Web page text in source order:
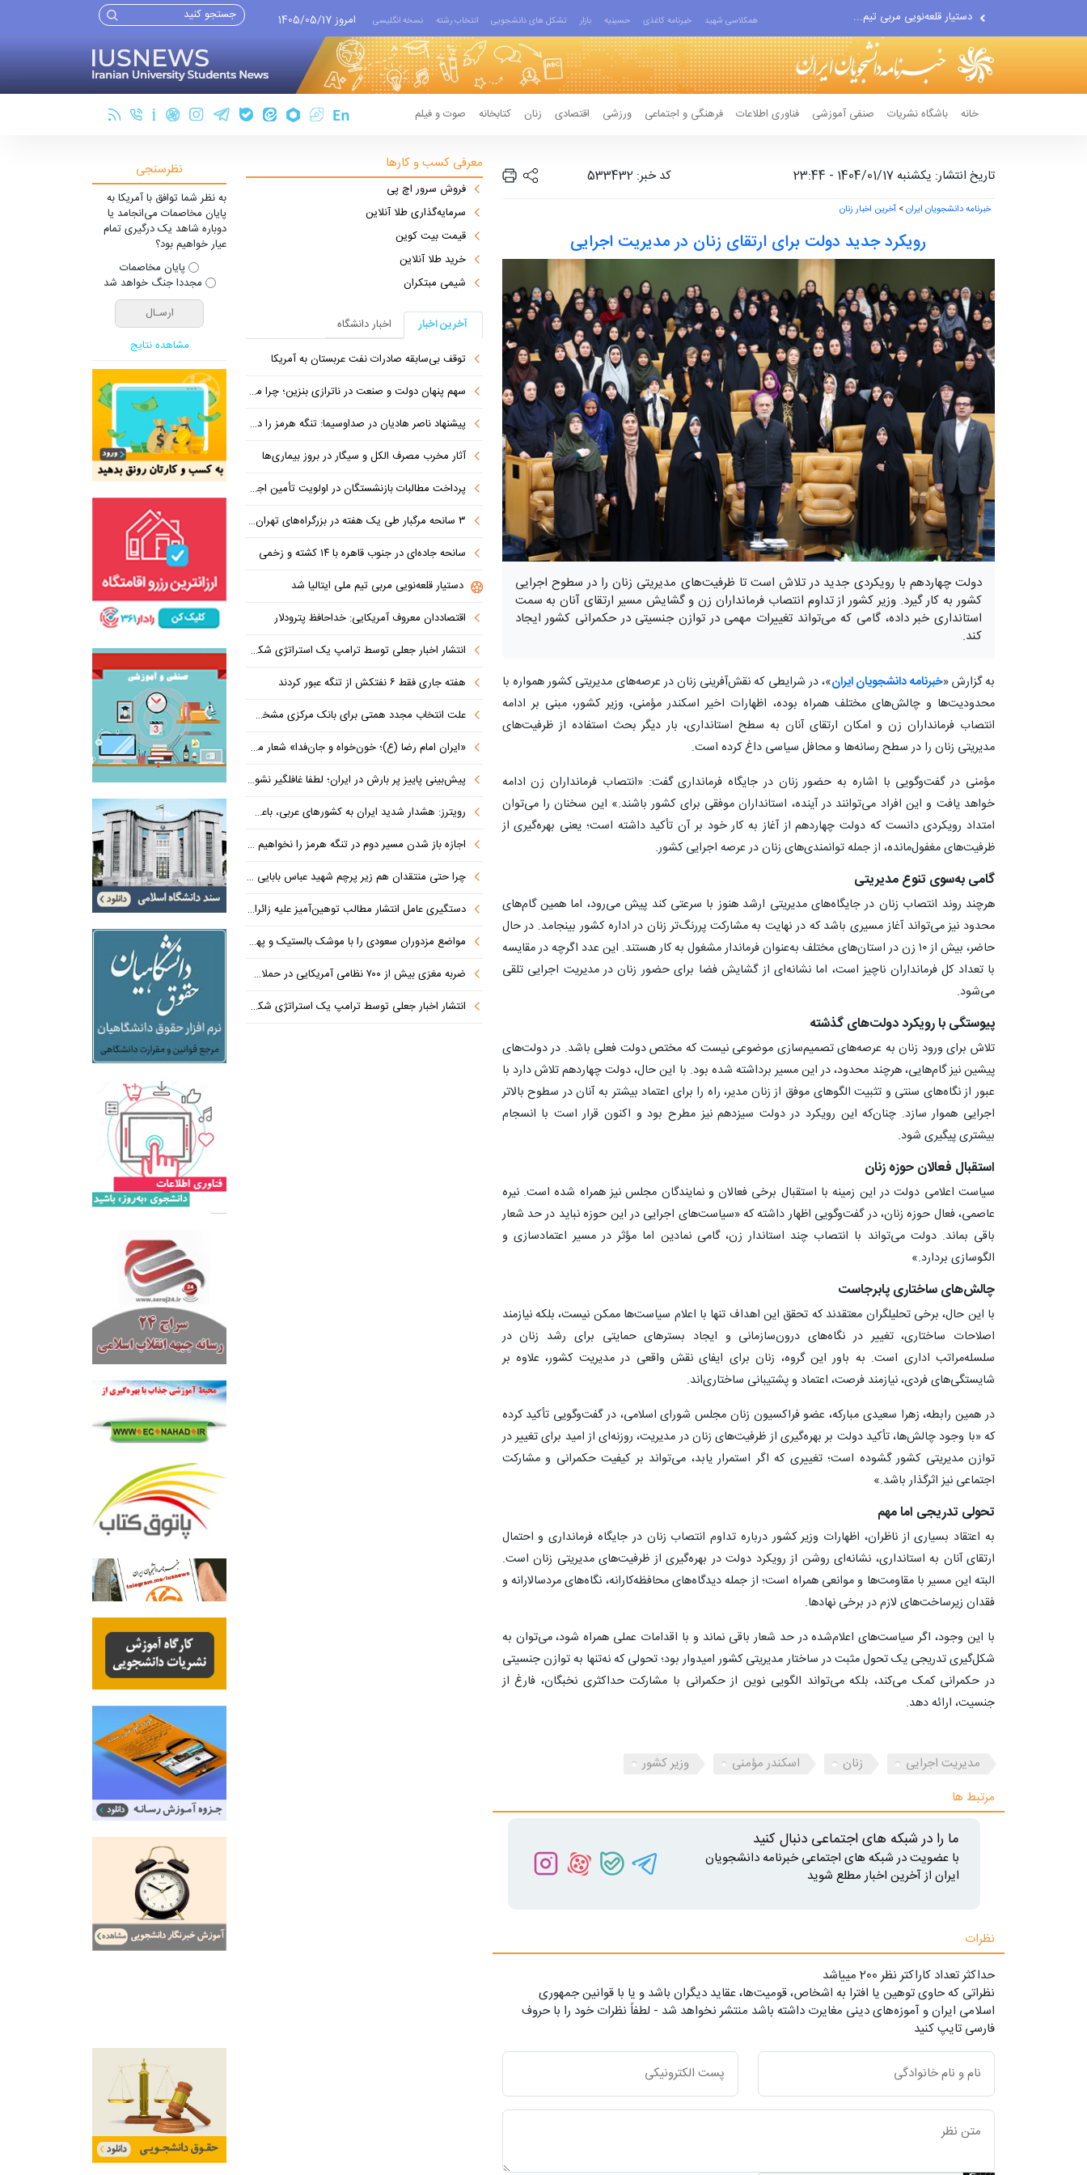
اقتصاددان معروف آمریکایی:...
انتشار اخبار جعلی توسط...
همکلاسی شهید خبرنامه کاغذی حسینیه بازار تشکل های دانشجویی انتخاب رشته نسخه انگلیسی امروز 1405/05/17
خانه باشگاه نشریات صنفی آموزشی فناوری اطلاعات فرهنگی و اجتماعی ورزشی اقتصادی زنان کتابخانه صوت و فیلم
تاریخ انتشار: یکشنبه 1404/01/17 - 23:44 کد خبر: 533432
خبرنامه دانشجویان ایران> آخرین اخبار زنان
رویکرد جدید دولت برای ارتقای زنان در مدیریت اجرایی
دولت چهاردهم با رویکردی جدید در تلاش است تا ظرفیت‌های مدیریتی زنان را در سطوح اجرایی
کشور به کار گیرد. وزیر کشور از تداوم انتصاب فرمانداران زن و گشایش مسیر ارتقای آنان به سمت
استانداری خبر داده، گامی که می‌تواند تغییرات مهمی در توازن جنسیتی در حکمرانی کشور ایجاد
کند.
به گزارش «خبرنامه دانشجویان ایران»، در شرایطی که نقش‌آفرینی زنان در عرصه‌های مدیریتی کشور همواره با
محدودیت‌ها و چالش‌های مختلف همراه بوده، اظهارات اخیر اسکندر مؤمنی، وزیر کشور، مبنی بر ادامه
انتصاب فرمانداران زن و امکان ارتقای آنان به سطح استانداری، بار دیگر بحث استفاده از ظرفیت‌های
مدیریتی زنان را در سطح رسانه‌ها و محافل سیاسی داغ کرده است.
مؤمنی در گفت‌وگویی با اشاره به حضور زنان در جایگاه فرمانداری گفت: «انتصاب فرمانداران زن ادامه
خواهد یافت و این افراد می‌توانند در آینده، استانداران موفقی برای کشور باشند.» این سخنان را می‌توان
امتداد رویکردی دانست که دولت چهاردهم از آغاز به کار خود بر آن تأکید داشته است؛ یعنی بهره‌گیری از
ظرفیت‌های مغفول‌مانده، از جمله توانمندی‌های زنان در عرصه اجرایی کشور.
گامی به‌سوی تنوع مدیریتی
هرچند روند انتصاب زنان در جایگاه‌های مدیریتی ارشد هنوز با سرعتی کند پیش می‌رود، اما همین گام‌های
محدود نیز می‌تواند آغاز مسیری باشد که در نهایت به مشارکت پررنگ‌تر زنان در اداره کشور بینجامد. در حال
حاضر، بیش از ۱۰ زن در استان‌های مختلف به‌عنوان فرماندار مشغول به کار هستند. این عدد اگرچه در مقایسه
با تعداد کل فرمانداران ناچیز است، اما نشانه‌ای از گشایش فضا برای حضور زنان در مدیریت اجرایی تلقی
می‌شود.
پیوستگی با رویکرد دولت‌های گذشته
تلاش برای ورود زنان به عرصه‌های تصمیم‌سازی موضوعی نیست که مختص دولت فعلی باشد. در دولت‌های
پیشین نیز گام‌هایی، هرچند محدود، در این مسیر برداشته شده بود. با این حال، دولت چهاردهم تلاش دارد با
عبور از نگاه‌های سنتی و تثبیت الگوهای موفق از زنان مدیر، راه را برای اعتماد بیشتر به آنان در سطوح بالاتر
اجرایی هموار سازد. چنان‌که این رویکرد در دولت سیزدهم نیز مطرح بود و اکنون قرار است با انسجام
بیشتری پیگیری شود.
استقبال فعالان حوزه زنان
سیاست اعلامی دولت در این زمینه با استقبال برخی فعالان و نمایندگان مجلس نیز همراه شده است. نیره
عاصمی، فعال حوزه زنان، در گفت‌وگویی اظهار داشته که «سیاست‌های اجرایی در این حوزه نباید در حد شعار
باقی بماند. دولت می‌تواند با انتصاب چند استاندار زن، گامی نمادین اما مؤثر در مسیر اعتمادسازی و
الگوسازی بردارد.»
چالش‌های ساختاری پابرجاست
با این حال، برخی تحلیلگران معتقدند که تحقق این اهداف تنها با اعلام سیاست‌ها ممکن نیست، بلکه نیازمند
اصلاحات ساختاری، تغییر در نگاه‌های درون‌سازمانی و ایجاد بسترهای حمایتی برای رشد زنان در
سلسله‌مراتب اداری است. به باور این گروه، زنان برای ایفای نقش واقعی در مدیریت کشور، علاوه بر
شایستگی‌های فردی، نیازمند فرصت، اعتماد و پشتیبانی ساختاری‌اند.
در همین رابطه، زهرا سعیدی مبارکه، عضو فراکسیون زنان مجلس شورای اسلامی، در گفت‌وگویی تأکید کرده
که «با وجود چالش‌ها، تأکید دولت بر بهره‌گیری از ظرفیت‌های زنان در مدیریت، روزنه‌ای از امید برای تغییر در
توازن مدیریتی کشور گشوده است؛ تغییری که اگر استمرار یابد، می‌تواند بر کیفیت حکمرانی و مشارکت
اجتماعی نیز اثرگذار باشد.»
تحولی تدریجی اما مهم
به اعتقاد بسیاری از ناظران، اظهارات وزیر کشور درباره تداوم انتصاب زنان در جایگاه فرمانداری و احتمال
ارتقای آنان به استانداری، نشانه‌ای روشن از رویکرد دولت در بهره‌گیری از ظرفیت‌های مدیریتی زنان است.
البته این مسیر با مقاومت‌ها و موانعی همراه است؛ از جمله دیدگاه‌های محافظه‌کارانه، نگاه‌های مردسالارانه و
فقدان زیرساخت‌های لازم در برخی نهادها.
با این وجود، اگر سیاست‌های اعلام‌شده در حد شعار باقی نماند و با اقدامات عملی همراه شود، می‌توان به
شکل‌گیری تدریجی یک تحول مثبت در ساختار مدیریتی کشور امیدوار بود؛ تحولی که نه‌تنها به توازن جنسیتی
در حکمرانی کمک می‌کند، بلکه می‌تواند الگویی نوین از حکمرانی با مشارکت حداکثری نخبگان، فارغ از
جنسیت، ارائه دهد.
مدیریت اجرایی زنان اسکندر مؤمنی
وزیر کشور
مرتبط ها
ما را در شبکه های اجتماعی دنبال کنید
با عضویت در شبکه های اجتماعی خبرنامه دانشجویان
ایران از آخرین اخبار مطلع شوید
نظرات
حداکثر تعداد کاراکتر نظر 200 ميياشد
نظراتی که حاوی توهین یا افترا به اشخاص، قومیت‌ها، عقاید دیگران باشد و یا با قوانین جمهوری
اسلامی ایران و آموزه‌های دینی مغایرت داشته باشد منتشر نخواهد شد - لطفاً نظرات خود را با حروف
فارسی تایپ کنید
معرفی کسب و کارها
فروش سرور اچ پی
سرمایه‌گذاری طلا آنلاین
قیمت بیت کوین
خرید طلا آنلاین
شیمی مبتکران
آخرین اخبار
اخبار دانشگاه
توقف بی‌سابقه صادرات نفت عربستان به آمریکا
سهم پنهان دولت و صنعت در ناترازی بنزین؛ چرا مردم مقصر اصلی نیستند؟
پیشنهاد ناصر هادیان در صداوسیما: تنگه هرمز را در ازای رفع تحریم معامله کنیم
آثار مخرب مصرف الکل و سیگار در بروز بیماری‌ها
پرداخت مطالبات بازنشستگان در اولویت تأمین اجتماعی؛ پیگیری برای تأمین منابع ادامه دارد
۳ سانحه مرگبار طی یک هفته در بزرگراه‌های تهران؛ هشدار دوباره به رانندگان و عابران
سانحه جاده‌ای در جنوب قاهره با ۱۴ کشته و زخمی
دستیار قلعه‌نویی مربی تیم ملی ایتالیا شد
اقتصاددان معروف آمریکایی: خداحافظ پترودلار
انتشار اخبار جعلی توسط ترامپ یک استراتژی شکست خورده است
هفته جاری فقط ۶ نفتکش از تنگه عبور کردند
علت انتخاب مجدد همتی برای بانک مرکزی مشخص شد: پزشکیان هنوز هم متوجه نشده است چرا همتی استیضاح شد!
«ایران امام رضا (ع)؛ خون‌خواه و جان‌فدا» شعار محوری دهه پایانی صفر شد
پیش‌بینی پاییز پر بارش در ایران؛ لطفا غافلگیر نشوید
رویترز: هشدار شدید ایران به کشورهای عربی، باعث توقف حمله آمریکا شد
اجازه باز شدن مسیر دوم در تنگه هرمز را نخواهیم داد
چرا حتی منتقدان هم زیر پرچم شهید عباس بابایی ایستادند؟
دستگیری عامل انتشار مطالب توهین‌آمیز علیه زائران اربعین در فضای مجازی
مواضع مزدوران سعودی را با موشک بالستیک و پهپاد در هم شکستیم
ضربه مغزی بیش از ۷۰۰ نظامی آمریکایی در حملات ایران
انتشار اخبار جعلی توسط ترامپ یک استراتژی شکست خورده است
نظرسنجی
به نظر شما توافق با آمریکا به
پایان مخاصمات می‌انجامد یا
دوباره شاهد یک درگیری تمام
عیار خواهیم بود؟
پایان مخاصمات
مجددا جنگ خواهد شد
مشاهده نتایج